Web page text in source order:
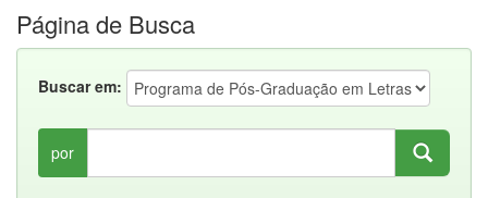
Página de Busca
Buscar em:
por